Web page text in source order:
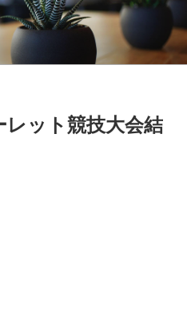
レット競技大会結